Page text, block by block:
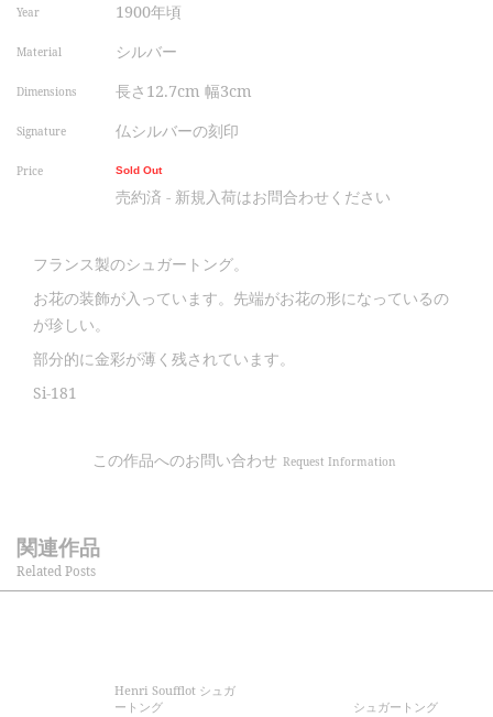
Year 1900年頃
Material シルバー
Dimensions 長さ12.7cm 幅3cm
Signature 仏シルバーの刻印
Price Sold Out
売約済 - 新規入荷はお問合わせください
フランス製のシュガートング。
お花の装飾が入っています。先端がお花の形になっているの
が珍しい。
部分的に金彩が薄く残されています。
Si-181
この作品へのお問い合わせ Request Information
関連作品
Related Posts
Henri Soufflot シュガ
ートング
シュガートング